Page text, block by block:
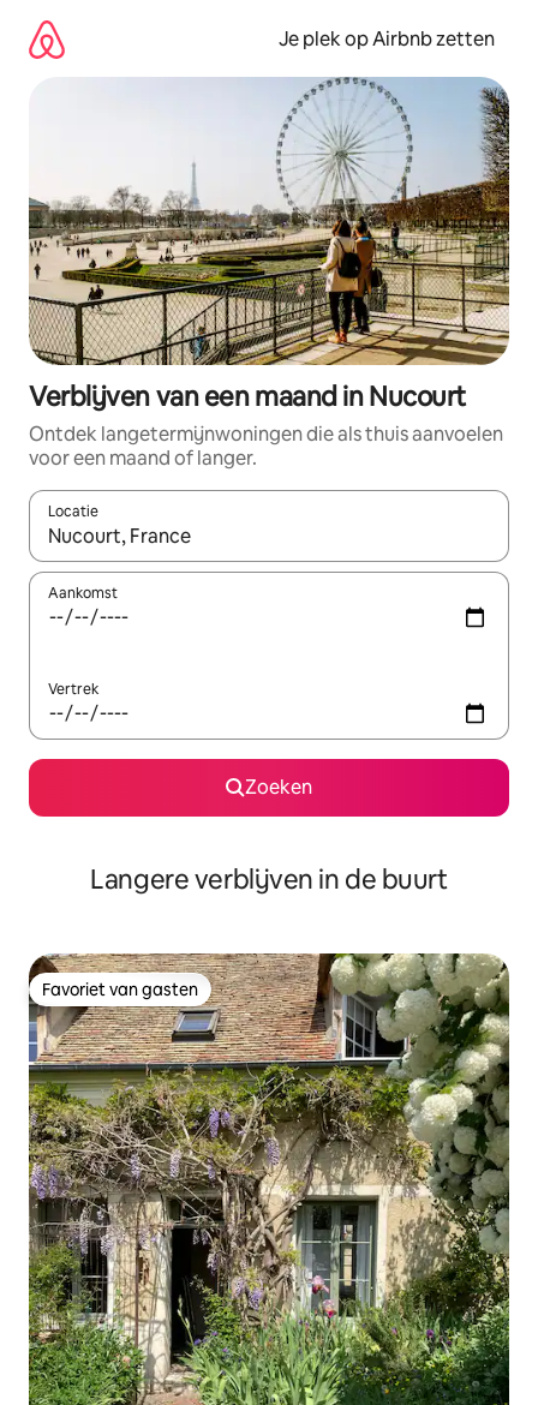
direct
naar
Je plek op Airbnb zetten
Verblijven van een maand in Nucourt
Ontdek langetermijnwoningen die als thuis aanvoelen
voor een maand of langer.
Locatie
Wanneer er resultaten beschikbaar zijn, maak je een keuze
Aankomst
Vertrek
Zoeken
Langere verblijven in de buurt
Favoriet van gasten
Favoriet van gasten